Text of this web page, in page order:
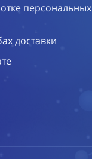
персональных
доставки